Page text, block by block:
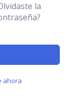
la
ahora